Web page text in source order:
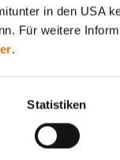
in den USA
Für weitere
.
Statistiken
Bau- und
zu
Politik,
„Digitale